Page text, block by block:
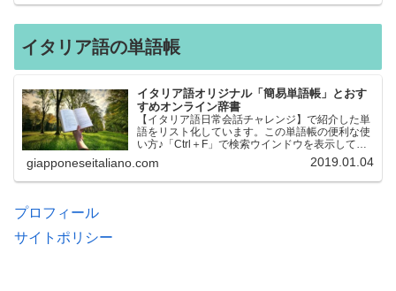
イタリア語の単語帳
イタリア語オリジナル「簡易単語帳」とおす
すめオンライン辞書
【イタリア語日常会話チャレンジ】で紹介した単
語をリスト化しています。この単語帳の便利な使
い方♪「Ctrl＋F」で検索ウインドウを表示して、
知りたい単語を探すことができます。イタリア語
→日本語、日本語→イタリア語 どちらでも検索
できるので、良…
giapponeseitaliano.com 2019.01.04
プロフィール
サイトポリシー